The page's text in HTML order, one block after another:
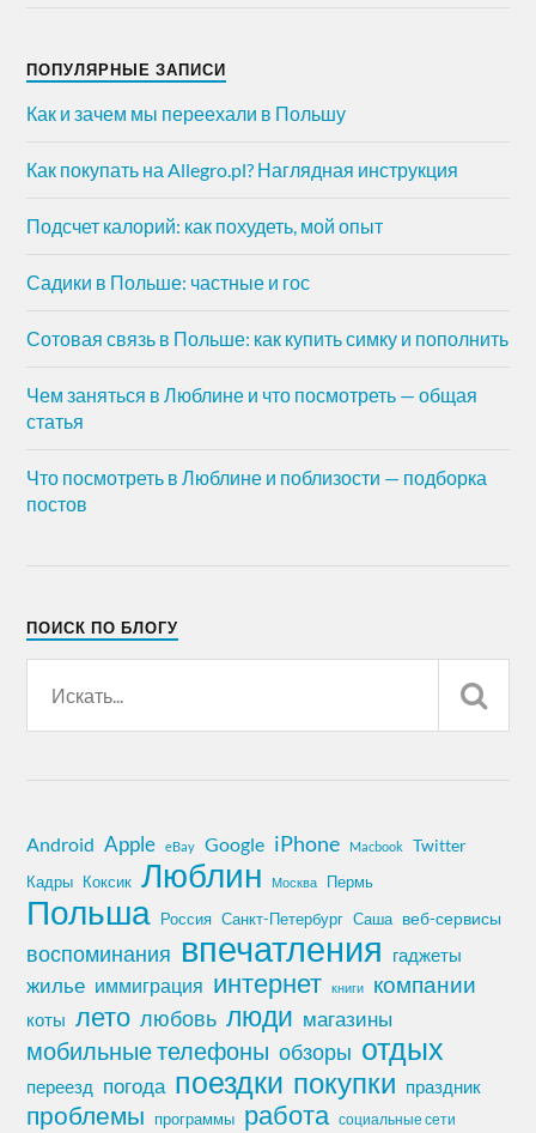
ПОПУЛЯРНЫЕ ЗАПИСИ
Как и зачем мы переехали в Польшу
Как покупать на Allegro.pl? Наглядная инструкция
Подсчет калорий: как похудеть, мой опыт
Садики в Польше: частные и гос
Сотовая связь в Польше: как купить симку и пополнить
Чем заняться в Люблине и что посмотреть — общая
статья
Что посмотреть в Люблине и поблизости — подборка
постов
ПОИСК ПО БЛОГУ
Android Apple eBay Google iPhone Macbook Twitter
Кадры Коксик Люблин Москва Пермь
Польша Россия Санкт-Петербург Саша веб-сервисы
воспоминания впечатления гаджеты
жилье иммиграция интернет книги компании
коты лето любовь люди магазины
мобильные телефоны обзоры отдых
переезд погода поездки покупки праздник
проблемы программы работа социальные сети